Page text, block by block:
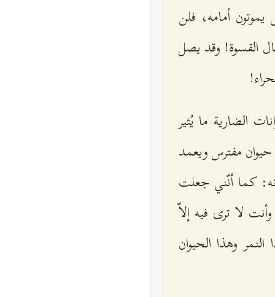
أمامه، فلن
القسوة! وقد يصل
الضارية ما يُثير
مفترس ويعمد
كما أنّني جعلت
لا ترى فيه إلاّ
وهذا الحيوان